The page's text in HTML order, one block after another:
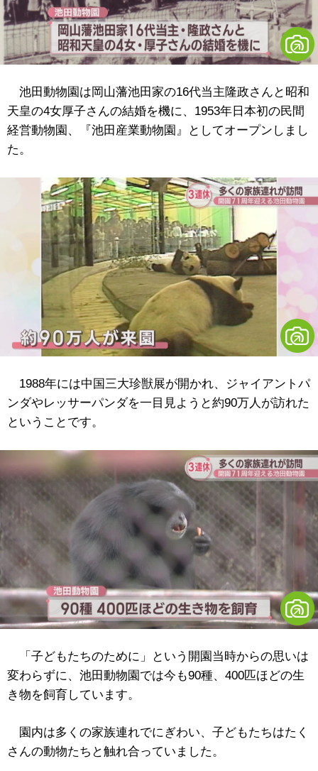
池田動物園は岡山藩池田家の16代当主隆政さんと昭和
天皇の4女厚子さんの結婚を機に、1953年日本初の民間
経営動物園、『池田産業動物園』としてオープンしまし
た。
1988年には中国三大珍獣展が開かれ、ジャイアントパ
ンダやレッサーパンダを一目見ようと約90万人が訪れた
ということです。
「子どもたちのために」という開園当時からの思いは
変わらずに、池田動物園では今も90種、400匹ほどの生
き物を飼育しています。
園内は多くの家族連れでにぎわい、子どもたちはたく
さんの動物たちと触れ合っていました。